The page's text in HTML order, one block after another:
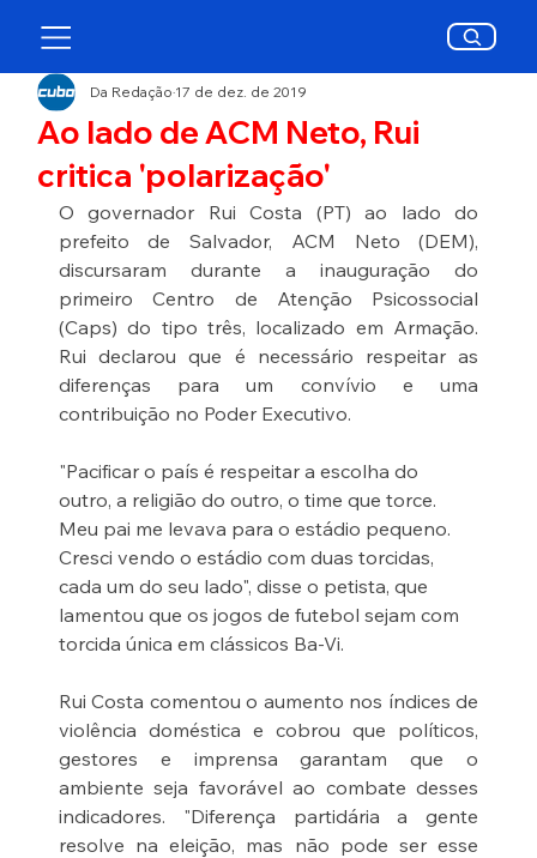
Ao lado de ACM Neto, Rui
critica 'polarização'
Da Redação17 de dez. de 2019
O governador Rui Costa (PT) ao lado do
prefeito de Salvador, ACM Neto (DEM),
discursaram durante a inauguração do
primeiro Centro de Atenção Psicossocial
(Caps) do tipo três, localizado em Armação.
Rui declarou que é necessário respeitar as
diferenças para um convívio e uma
contribuição no Poder Executivo.
"Pacificar o país é respeitar a escolha do
outro, a religião do outro, o time que torce.
Meu pai me levava para o estádio pequeno.
Cresci vendo o estádio com duas torcidas,
cada um do seu lado", disse o petista, que
lamentou que os jogos de futebol sejam com
torcida única em clássicos Ba-Vi.
Rui Costa comentou o aumento nos índices de
violência doméstica e cobrou que políticos,
gestores e imprensa garantam que o
ambiente seja favorável ao combate desses
indicadores. "Diferença partidária a gente
resolve na eleição, mas não pode ser esse